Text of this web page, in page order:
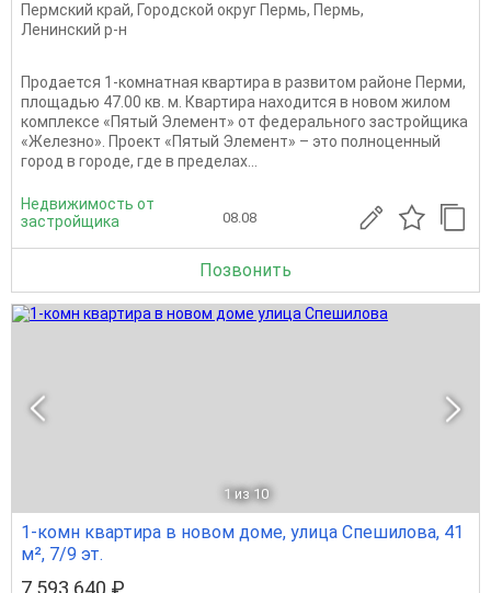
Пермский край, Городской округ Пермь, Пермь,
Ленинский р-н
Продается 1-комнатная квартира в развитом районе Перми,
площадью 47.00 кв. м. Квартира находится в новом жилом
комплексе «Пятый Элемент» от федерального застройщика
«Железно». Проект «Пятый Элемент» – это полноценный
город в городе, где в пределах...
Недвижимость от
застройщика
08.08
Позвонить
1 из 10
1-комн квартира в новом доме, улица Спешилова, 41
м², 7/9 эт.
7 593 640 ₽